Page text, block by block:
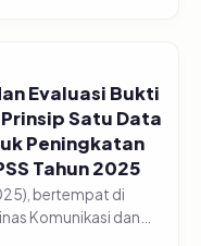
Evaluasi Bukti
Satu Data
Peningkatan
Tahun 2025
bertempat di
Komunikasi dan
Pasuruan,